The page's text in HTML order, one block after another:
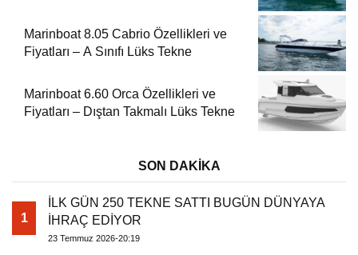
Marinboat 8.05 Cabrio Özellikleri ve
Fiyatları – A Sınıfı Lüks Tekne
Marinboat 6.60 Orca Özellikleri ve
Fiyatları – Dıştan Takmalı Lüks Tekne
SON DAKİKA
1
İLK GÜN 250 TEKNE SATTI BUGÜN DÜNYAYA
İHRAÇ EDİYOR
23 Temmuz 2026-20:19